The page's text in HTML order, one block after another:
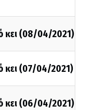
κει (08/04/2021)
κει (07/04/2021)
κει (06/04/2021)